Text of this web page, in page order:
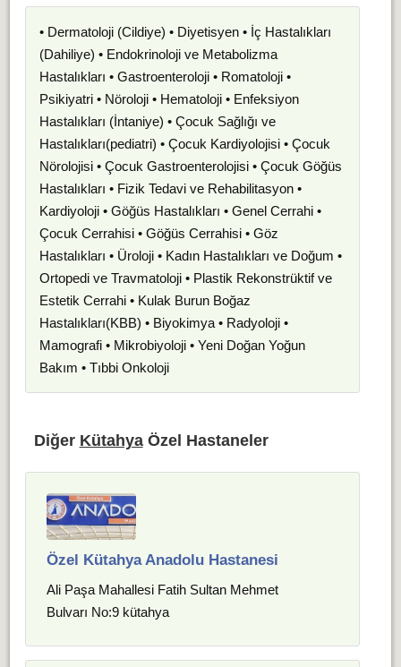
• Dermatoloji (Cildiye) • Diyetisyen • İç Hastalıkları
(Dahiliye) • Endokrinoloji ve Metabolizma
Hastalıkları • Gastroenteroloji • Romatoloji •
Psikiyatri • Nöroloji • Hematoloji • Enfeksiyon
Hastalıkları (İntaniye) • Çocuk Sağlığı ve
Hastalıkları(pediatri) • Çocuk Kardiyolojisi • Çocuk
Nörolojisi • Çocuk Gastroenterolojisi • Çocuk Göğüs
Hastalıkları • Fizik Tedavi ve Rehabilitasyon •
Kardiyoloji • Göğüs Hastalıkları • Genel Cerrahi •
Çocuk Cerrahisi • Göğüs Cerrahisi • Göz
Hastalıkları • Üroloji • Kadın Hastalıkları ve Doğum •
Ortopedi ve Travmatoloji • Plastik Rekonstrüktif ve
Estetik Cerrahi • Kulak Burun Boğaz
Hastalıkları(KBB) • Biyokimya • Radyoloji •
Mamografi • Mikrobiyoloji • Yeni Doğan Yoğun
Bakım • Tıbbi Onkoloji
Diğer KütahyaÖzel Hastaneler
Özel Kütahya Anadolu Hastanesi
Ali Paşa Mahallesi Fatih Sultan Mehmet
Bulvarı No:9 kütahya